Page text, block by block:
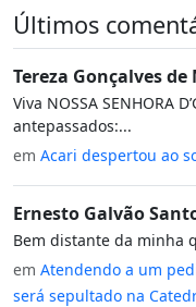
Últimos
Tereza Gonçalves
Viva NOSSA SENHORA
antepassados:...
em Acari despertou ao
Ernesto Galvão
Bem distante da minha
em Atendendo a um
será sepultado na